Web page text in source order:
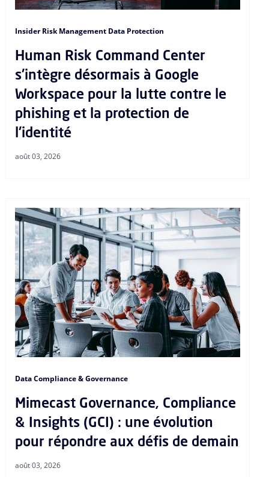
Insider Risk Management Data Protection
août 03, 2026
Human Risk Command Center
s'intègre désormais à Google
Workspace pour la lutte contre le
phishing et la protection de
l'identité
Data Compliance & Governance
août 03, 2026
Mimecast Governance, Compliance
& Insights (GCI) : une évolution
pour répondre aux défis de demain